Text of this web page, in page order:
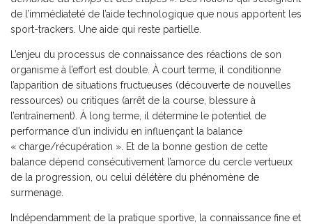
de l’immédiateté de l’aide technologique que nous apportent les
sport-trackers. Une aide qui reste partielle.
L’enjeu du processus de connaissance des réactions de son
organisme à l’effort est double. À court terme, il conditionne
l’apparition de situations fructueuses (découverte de nouvelles
ressources) ou critiques (arrêt de la course, blessure à
l’entraînement). À long terme, il détermine le potentiel de
performance d’un individu en influençant la balance
« charge/récupération ». Et de la bonne gestion de cette
balance dépend consécutivement l’amorce du cercle vertueux
de la progression, ou celui délétère du phénomène de
surmenage.
Indépendamment de la pratique sportive, la connaissance fine et